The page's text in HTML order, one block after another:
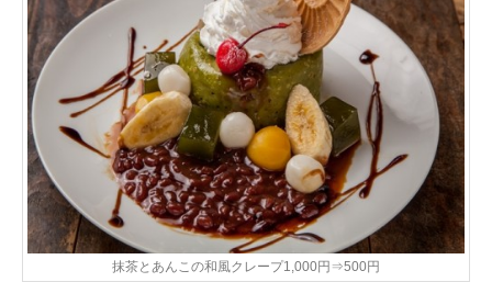
抹茶とあんこの和風クレープ1,000円⇒500円